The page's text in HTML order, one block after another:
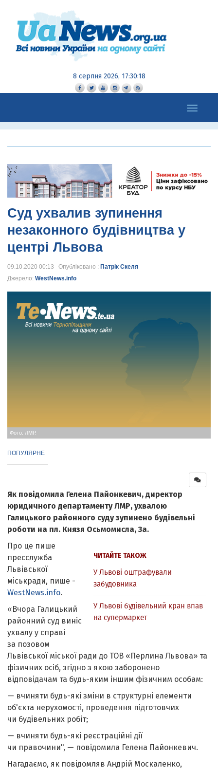
8 серпня 2026, 17:30:19
Toggle
navigation
Суд ухвалив зупинення
незаконного будівництва у
центрі Львова
09.10.2020 00:13 Опубліковано : Патрік Скеля
Джерело: WestNews.info
Фото: ЛМР.
ПОПУЛЯРНЕ
Як повідомила Гелена Пайонкевич, директор
юридичного департаменту ЛМР, ухвалою
Галицького районного суду зупинено будівельні
роботи на пл. Князя Осьмомисла, 3а.
ЧИТАЙТЕ ТАКОЖ
У Львові оштрафували
забудовника
У Львові будівельний кран впав
на супермаркет
Про це пише
пресслужба
Львівської
міськради, пише -
WestNews.info.
«Вчора Галицький
районний суд виніс
ухвалу у справі
за позовом
Львівської міської ради до ТОВ «Перлина Львова» та
фізичних осіб, згідно з якою заборонено
відповідачам та будь-яким іншим фізичним особам:
— вчиняти будь-які зміни в структурні елементи
об'єкта нерухомості, проведення підготовчих
чи будівельних робіт;
— вчиняти будь-які реєстраційні дії
чи правочини", — повідомила Гелена Пайонкевич.
Нагадаємо, як повідомляв Андрій Москаленко,